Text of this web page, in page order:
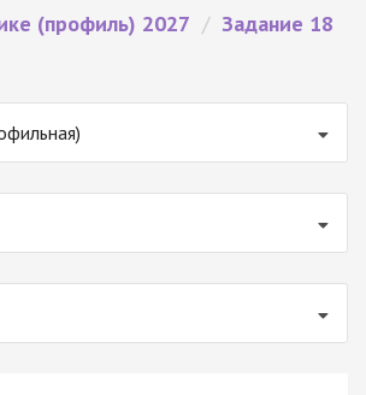
(профиль) 2027 / Задание 18